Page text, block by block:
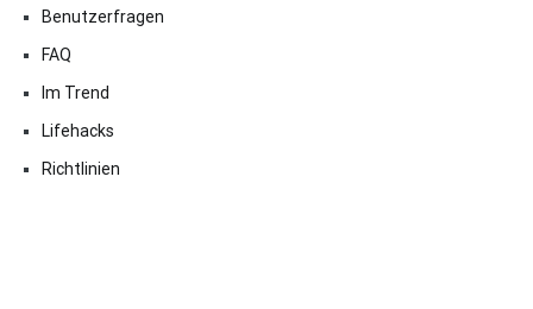
Benutzerfragen
FAQ
Im Trend
Lifehacks
Richtlinien